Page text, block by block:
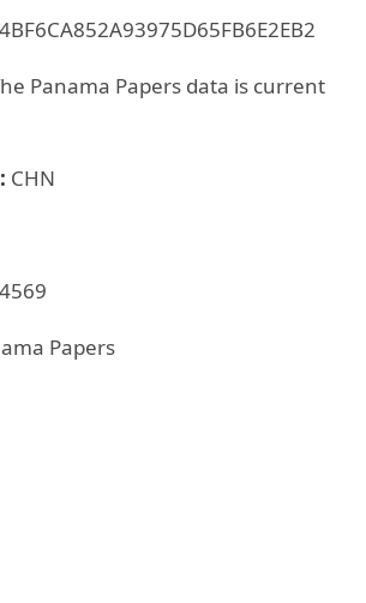
Panama Papers data is current
CHN
Papers